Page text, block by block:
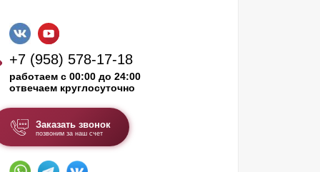
+7 (958) 578-17-18
работаем с 00:00 до 24:00
отвечаем круглосуточно
Заказать звонок
позвоним за наш счет